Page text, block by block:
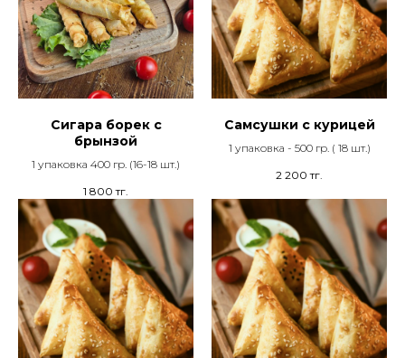
Сигара борек с
брынзой
1 упаковка 400 гр. (16-18 шт.)
1 800 тг.
Самсушки с курицей
1 упаковка - 500 гр. ( 18 шт.)
2 200 тг.